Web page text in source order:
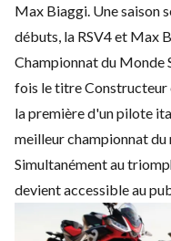
Max Biaggi. Une saison
débuts, la RSV4 et Max
Championnat du Monde
fois le titre Constructeur
la première d'un pilote
meilleur championnat du
Simultanément au
devient accessible au